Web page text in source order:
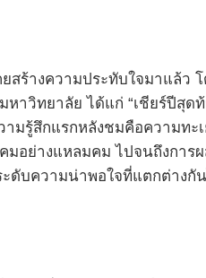
ร้างความประทับใจมาแล้ว
วิทยาลัย ได้แก่ “เชียร์ปีสุดท้
รู้สึกแรกหลังชมคือความทะ
ย่างแหลมคม ไปจนถึงการ
ดับความน่าพอใจที่แตกต่างกั